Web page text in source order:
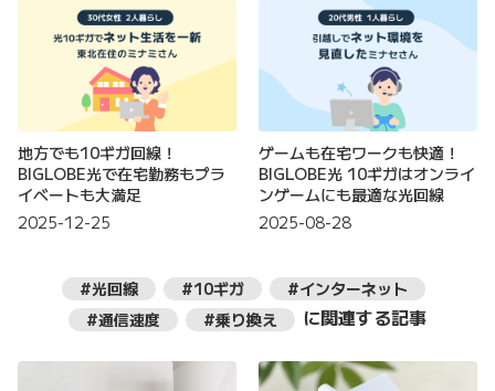
地方でも10ギガ回線！
BIGLOBE光で在宅勤務もプラ
イベートも大満足
2025-12-25
ゲームも在宅ワークも快適！
BIGLOBE光 10ギガはオンライ
ンゲームにも最適な光回線
2025-08-28
#光回線 #10ギガ
#インターネット
#通信速度
#乗り換え に関連する記事